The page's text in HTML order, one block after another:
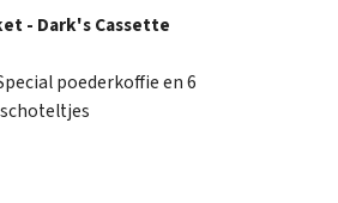
- Dark's Cassette
poederkoffie en 6